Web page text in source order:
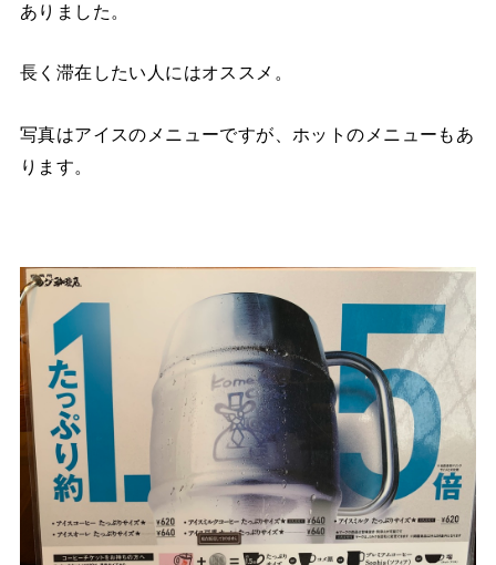
ありました。
長く滞在したい人にはオススメ。
写真はアイスのメニューですが、ホットのメニューもあ
ります。